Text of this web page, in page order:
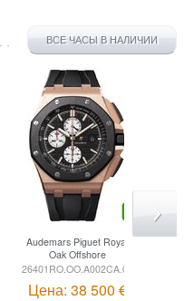
ВСЕ ЧАСЫ В НАЛИЧИИ
Audemars Piguet Royal
Oak Offshore
26401RO.OO.A002CA.01
Цена: 38 500 €